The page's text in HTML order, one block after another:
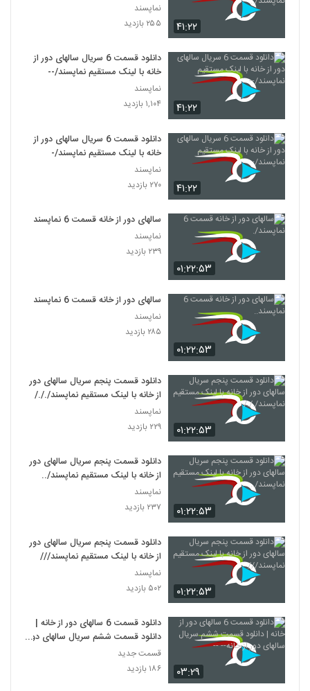
۴۱:۲۲
نماپسند
۲۵۵ بازدید
۴۱:۲۲
دانلود قسمت 6 سریال سالهای دور از
خانه با لینک مستقیم نماپسند/--
نماپسند
۱,۱۰۴ بازدید
۴۱:۲۲
دانلود قسمت 6 سریال سالهای دور از
خانه با لینک مستقیم نماپسند/-
نماپسند
۲۷۰ بازدید
۰۱:۲۲:۵۳
سالهای دور از خانه قسمت 6 نماپسند/.
نماپسند
۲۳۹ بازدید
۰۱:۲۲:۵۳
سالهای دور از خانه قسمت 6 نماپسند..
نماپسند
۲۸۵ بازدید
۰۱:۲۲:۵۳
دانلود قسمت پنجم سریال سالهای دور
از خانه با لینک مستقیم نماپسند/././
نماپسند
۲۲۹ بازدید
۰۱:۲۲:۵۳
دانلود قسمت پنجم سریال سالهای دور
از خانه با لینک مستقیم نماپسند/..
نماپسند
۲۳۷ بازدید
۰۱:۲۲:۵۳
دانلود قسمت پنجم سریال سالهای دور
از خانه با لینک مستقیم نماپسند///
نماپسند
۵۰۲ بازدید
۰۳:۲۹
دانلود قسمت 6 سالهای دور از خانه |
دانلود قسمت ششم سریال سالهای دور
از خانه-- --
قسمت جدید
۱۸۶ بازدید